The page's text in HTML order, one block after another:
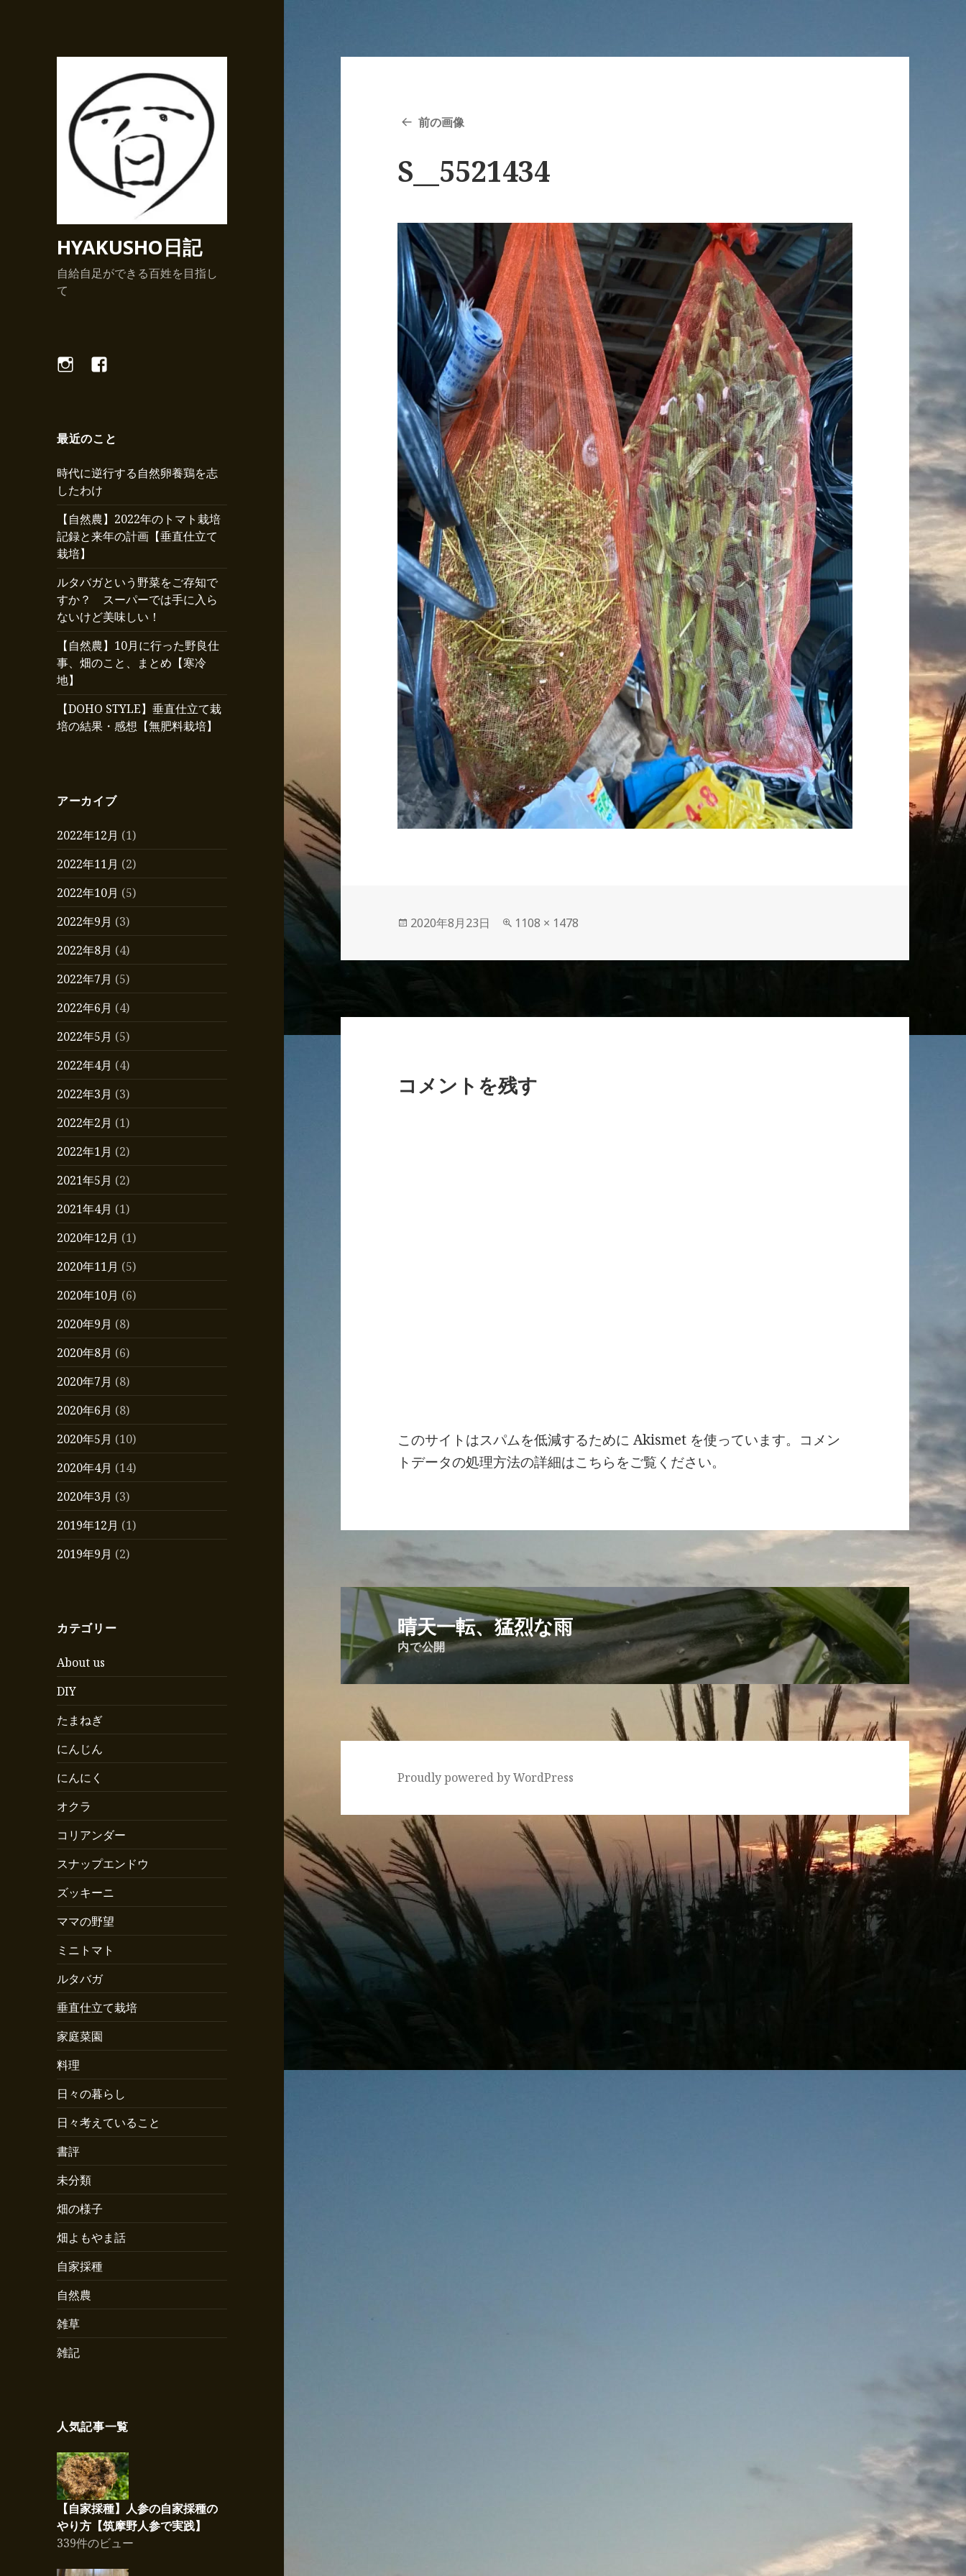
HYAKUSHO日記
自給自足ができる百姓を目指し
て
InstagramFacebook
最近のこと
時代に逆行する自然卵養鶏を志
したわけ
【自然農】2022年のトマト栽培
記録と来年の計画【垂直仕立て
栽培】
ルタバガという野菜をご存知で
すか？ スーパーでは手に入ら
ないけど美味しい！
【自然農】10月に行った野良仕
事、畑のこと、まとめ【寒冷
地】
【DOHO STYLE】垂直仕立て栽
培の結果・感想【無肥料栽培】
アーカイブ
2022年12月 (1)
2022年11月 (2)
2022年10月 (5)
2022年9月 (3)
2022年8月 (4)
2022年7月 (5)
2022年6月 (4)
2022年5月 (5)
2022年4月 (4)
2022年3月 (3)
2022年2月 (1)
2022年1月 (2)
2021年5月 (2)
2021年4月 (1)
2020年12月 (1)
2020年11月 (5)
2020年10月 (6)
2020年9月 (8)
2020年8月 (6)
2020年7月 (8)
2020年6月 (8)
2020年5月 (10)
2020年4月 (14)
2020年3月 (3)
2019年12月 (1)
2019年9月 (2)
カテゴリー
About us
DIY
たまねぎ
にんじん
にんにく
オクラ
コリアンダー
スナップエンドウ
ズッキーニ
ママの野望
ミニトマト
ルタバガ
垂直仕立て栽培
家庭菜園
料理
日々の暮らし
日々考えていること
書評
未分類
畑の様子
畑よもやま話
自家採種
自然農
雑草
雑記
人気記事一覧
【自家採種】人参の自家採種の
やり方【筑摩野人参で実践】
339件のビュー
前の画像
S__5521434
投
日:
2020年8月23日
フ
サ
1108 × 1478
コメントを残す
このサイトはスパムを低減するために Akismet を使っています。
コメン
トデータの処理方法の詳細はこちらをご覧ください。
ナ
ビ
ゲ
晴天一転、猛烈な雨
内で公開
Proudly powered by WordPress